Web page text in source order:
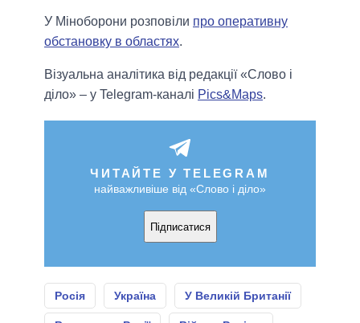
У Міноборони розповіли про оперативну
обстановку в областях.
Візуальна аналітика від редакції «Слово і
діло» – у Telegram-каналі Pics&Maps.
ЧИТАЙТЕ У TELEGRAM
найважливіше від «Слово і діло»
Підписатися
Росія Україна У Великій Британії